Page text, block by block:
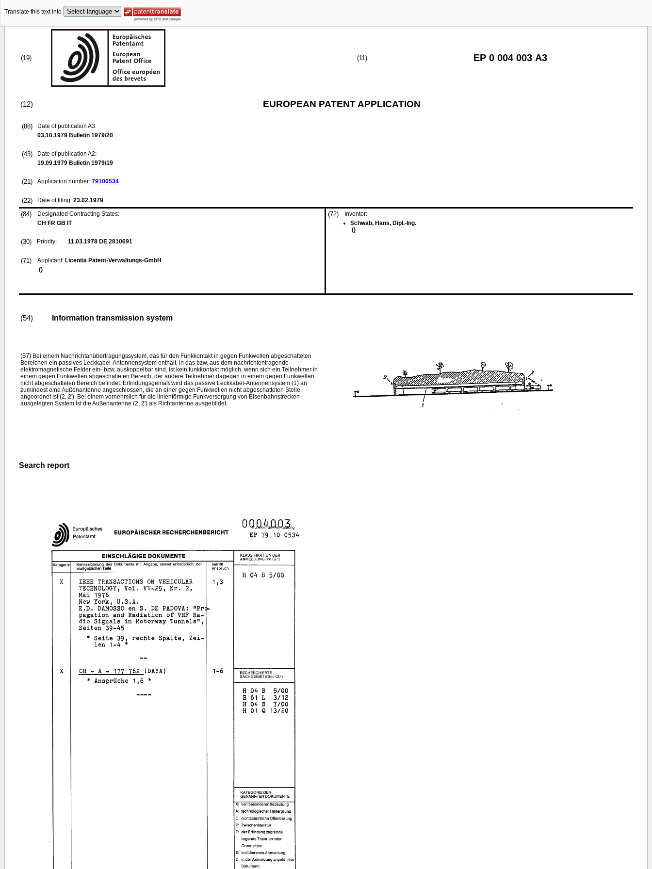
Translate this text into
(19) (11) EP 0 004 003 A3
(12) EUROPEAN PATENT APPLICATION
(88)
Date of publication A3:
03.10.1979 Bulletin 1979/20
(43)
Date of publication A2:
19.09.1979 Bulletin 1979/19
(21) Application number: 79100534
(22) Date of filing: 23.02.1979
(84)
Designated Contracting States:
CH FR GB IT
(30) Priority: 11.03.1978 DE 2810691
(71) Applicant: Licentia Patent-Verwaltungs-GmbH
()
(72)
Inventor:
Schwab, Hans, Dipl.-Ing.
()
(54) Information transmission system
(57) Bei einem Nachrichtanübertragungssystem, das für den Funkkontakt in gegen Funkwellen abgeschatteten
Bereichen ein passives Leckkabel-Antennensystem enthält, in das bzw. aus dem nachrichtentragende
elektromagnetische Felder ein- bzw. auskoppelbar sind, ist kein funkkontakt möglich, wenn sich ein Teilnehmer in
einem gegen Funkwellen abgeschatteten Bereich, der andere Teilnehmer dagegen in einem gegen Funkwellen
nicht abgeschatteten Bereich befindet. Erfindungsgemäß wird das passive Leckkabel-Antennensystem (1) an
zumindest eine Außenantenne angeschlossen, die an einer gegen Funkwellen nicht abgeschatteten Stelle
angeordnet ist (2, 2'). Bei einem vornehmlich für die linienförmige Funkversorgung von Eisenbahnstrecken
ausgelegten System ist die Außenantenne (2, 2') als Richtantenne ausgebildet.
Search report